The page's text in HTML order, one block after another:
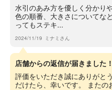
水引のあみ方を優しく分かり
色の順番、大きさについてな
ってもステキ...
2024/11/19 ミナミさん
店舗からの返信が届きました！
評価をいただき誠にありがと
だけたら、幸いです。 また